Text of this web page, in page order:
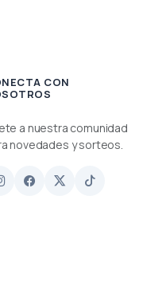
CON
a nuestra comunidad
novedades y sorteos.